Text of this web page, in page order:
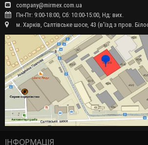
company@mirmex.com.ua
Пн-Пт: 9:00-18:00, Сб: 10:00-15:00, Нд: вих.
м. Харків, Салтівське шосе, 43 (в'їзд з пров.
ІНФОРМАЦІЯ